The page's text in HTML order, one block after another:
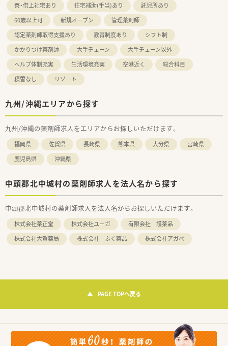
寮・借上社宅あり
住宅補助(手当)あり
託児所あり
60歳以上可
新規オープン
管理薬剤師
認定薬剤師取得支援あり
教育制度あり
シフト制
かかりつけ薬剤師
大手チェーン
大手チェーン以外
ヘルプ体制充実
生活環境充実 空港近く
総合科目
積雪なし
リゾート
九州/沖縄エリアから探す
九州/沖縄の薬剤師求人をエリアからお探しいただけます。
福岡県 佐賀県 長崎県 熊本県 大分県
宮崎県
鹿児島県
沖縄県
中頭郡北中城村の薬剤師求人を法人名から探す
中頭郡北中城村の薬剤師求人を法人名からお探しいただけます。
株式会社薬正堂 株式会社ユーガ
有限会社 護薬品
株式会社大賀薬局
株式会社 ふく薬品 株式会社アガペ
PAGE TOPへ戻る